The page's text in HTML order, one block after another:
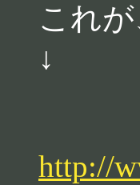
これ
↓
http://